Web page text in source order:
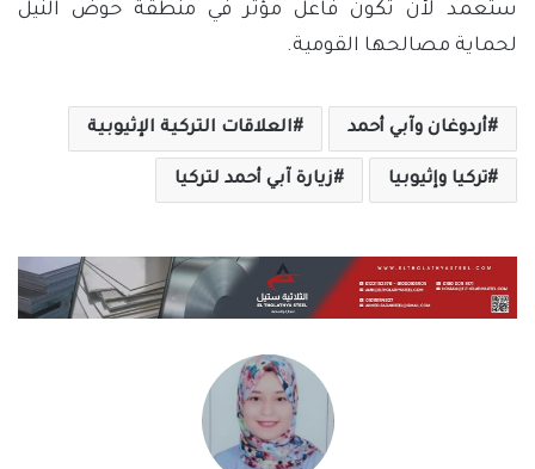
ستعمد لأن تكون فاعل مؤثر في منطقة حوض النيل
لحماية مصالحها القومية.
أردوغان وآبي أحمد العلاقات التركية الإثيوبية
تركيا وإثيوبيا زيارة آبي أحمد لتركيا